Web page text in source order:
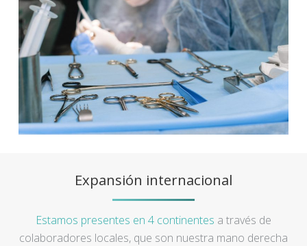
Expansión internacional
Estamos presentes en 4 continentes a través de
colaboradores locales, que son nuestra mano derecha